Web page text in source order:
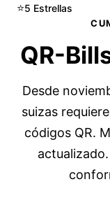
⭐5 Estrellas
QR-
Desde
suizas
códigos QR.